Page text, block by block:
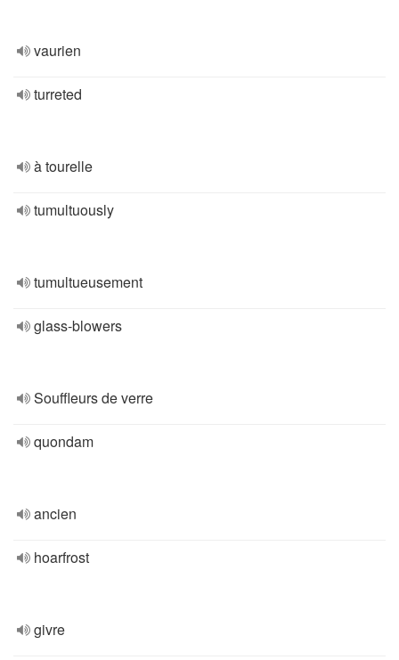
vaurien
turreted
à tourelle
tumultuously
tumultueusement
glass-blowers
Souffleurs de verre
quondam
ancien
hoarfrost
givre